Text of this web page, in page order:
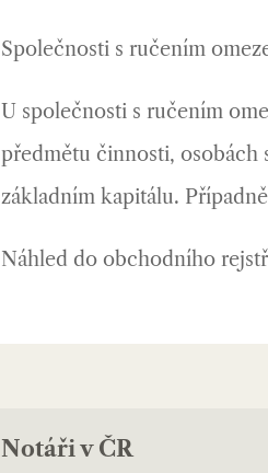
Společnosti s ručením
U společnosti s ručením
předmětu činnosti, osobách
základním kapitálu.
Náhled do obchodního
Notáři v ČR